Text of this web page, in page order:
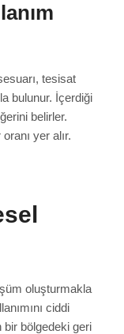
tesisat
bulunur. İçerdiği
belirler.
yer alır.
oluşturmakla
ciddi
bir bölgedeki geri